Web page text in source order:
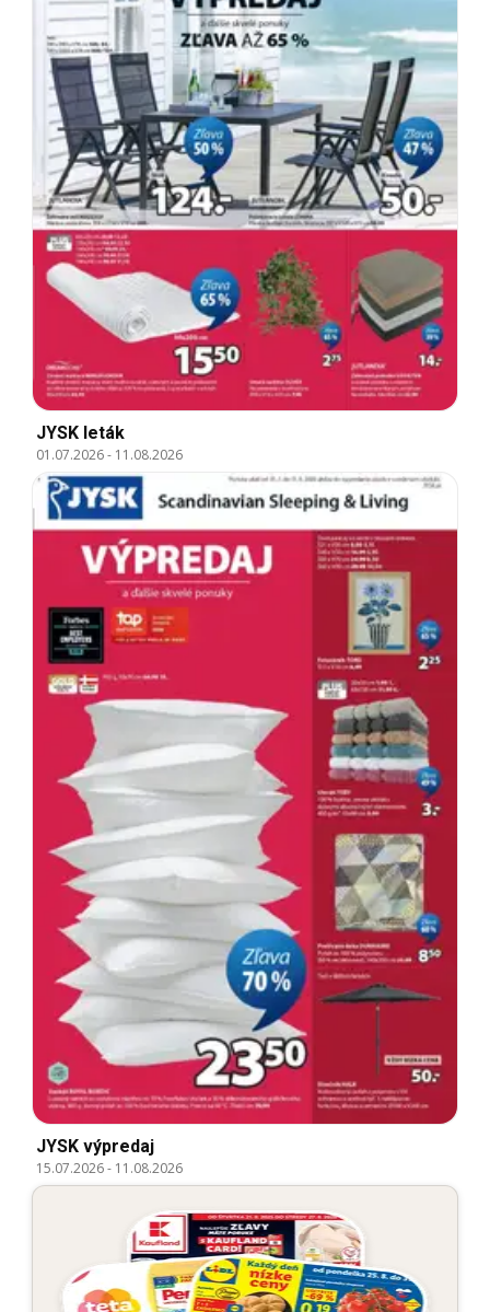
JYSK leták
01.07.2026- 11.08.2026
JYSK výpredaj
15.07.2026- 11.08.2026